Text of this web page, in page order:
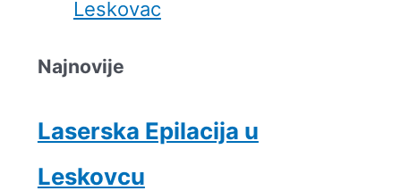
Najnovije
Laserska Epilacija u
Leskovcu